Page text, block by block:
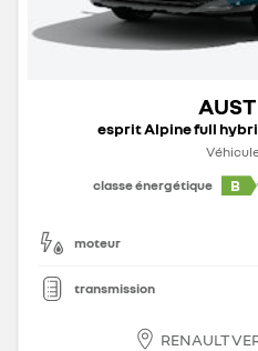
esprit Alpine full
classe énergétique
B
moteur
transmission
RENAULT